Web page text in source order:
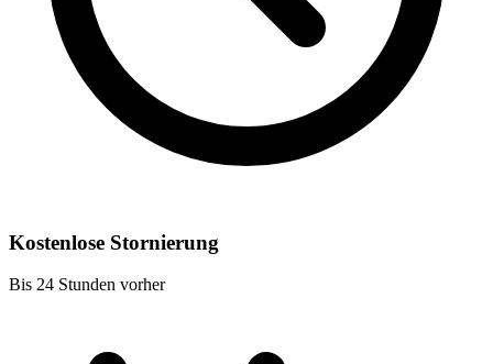
Kostenlose Stornierung
Bis 24 Stunden vorher